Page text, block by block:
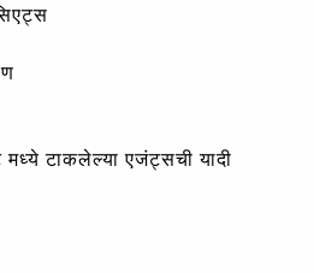
टाकलेल्या एजंट्सची यादी